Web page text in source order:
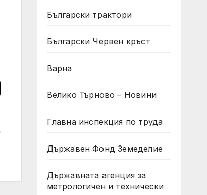
Български трактори
Български Червен кръст
Варна
Велико Търново – Новини
Главна инспекция по труда
Държавен Фонд Земеделие
Държавната агенция за
метрологичен и технически